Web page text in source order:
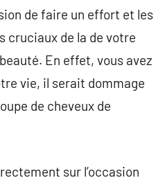
de faire un effort et les
cruciaux de la de votre
En effet, vous avez
vie, il serait dommage
de cheveux de
sur l’occasion